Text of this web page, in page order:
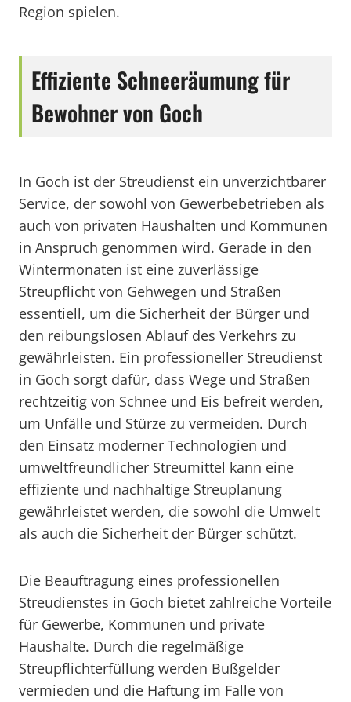
Region spielen.
Effiziente Schneeräumung für
Bewohner von Goch
In Goch ist der Streudienst ein unverzichtbarer
Service, der sowohl von Gewerbebetrieben als
auch von privaten Haushalten und Kommunen
in Anspruch genommen wird. Gerade in den
Wintermonaten ist eine zuverlässige
Streupflicht von Gehwegen und Straßen
essentiell, um die Sicherheit der Bürger und
den reibungslosen Ablauf des Verkehrs zu
gewährleisten. Ein professioneller Streudienst
in Goch sorgt dafür, dass Wege und Straßen
rechtzeitig von Schnee und Eis befreit werden,
um Unfälle und Stürze zu vermeiden. Durch
den Einsatz moderner Technologien und
umweltfreundlicher Streumittel kann eine
effiziente und nachhaltige Streuplanung
gewährleistet werden, die sowohl die Umwelt
als auch die Sicherheit der Bürger schützt.
Die Beauftragung eines professionellen
Streudienstes in Goch bietet zahlreiche Vorteile
für Gewerbe, Kommunen und private
Haushalte. Durch die regelmäßige
Streupflichterfüllung werden Bußgelder
vermieden und die Haftung im Falle von